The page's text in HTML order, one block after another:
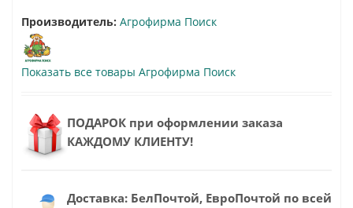
Производитель: Агрофирма Поиск
Показать все товары Агрофирма Поиск
ПОДАРОК при оформлении заказа
КАЖДОМУ КЛИЕНТУ!
Доставка: БелПочтой, ЕвроПочтой по всей